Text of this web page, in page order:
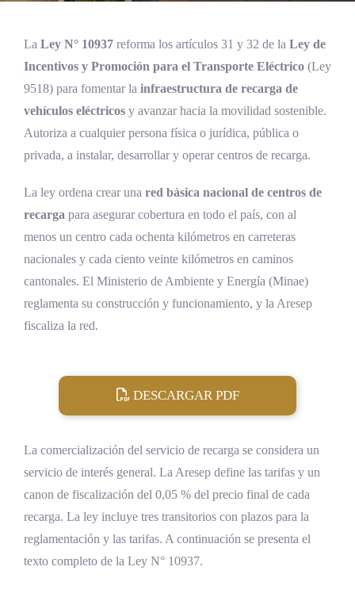
La Ley N° 10937 reforma los artículos 31 y 32 de la Ley de
Incentivos y Promoción para el Transporte Eléctrico (Ley
9518) para fomentar la infraestructura de recarga de
vehículos eléctricos y avanzar hacia la movilidad sostenible.
Autoriza a cualquier persona física o jurídica, pública o
privada, a instalar, desarrollar y operar centros de recarga.
La ley ordena crear una red básica nacional de centros de
recarga para asegurar cobertura en todo el país, con al
menos un centro cada ochenta kilómetros en carreteras
nacionales y cada ciento veinte kilómetros en caminos
cantonales. El Ministerio de Ambiente y Energía (Minae)
reglamenta su construcción y funcionamiento, y la Aresep
fiscaliza la red.
DESCARGAR PDF
La comercialización del servicio de recarga se considera un
servicio de interés general. La Aresep define las tarifas y un
canon de fiscalización del 0,05 % del precio final de cada
recarga. La ley incluye tres transitorios con plazos para la
reglamentación y las tarifas. A continuación se presenta el
texto completo de la Ley N° 10937.